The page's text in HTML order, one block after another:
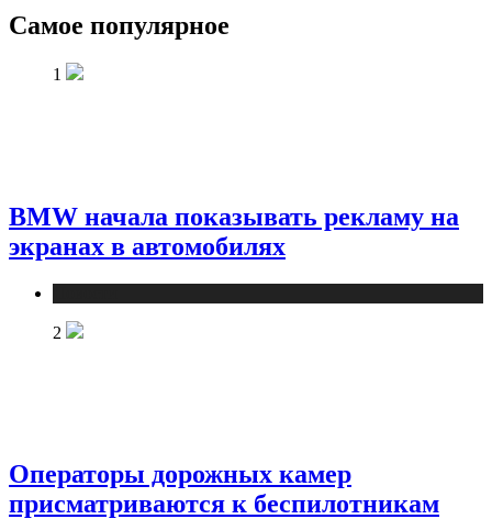
Самое популярное
1
BMW начала показывать рекламу на
экранах в автомобилях
2
Операторы дорожных камер
присматриваются к беспилотникам